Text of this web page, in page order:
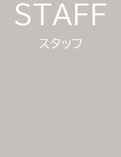
STAFF
スタッフ